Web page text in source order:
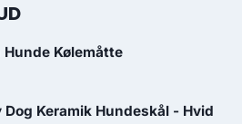
Hunde Kølemåtte
Dog Keramik Hundeskål - Hvid